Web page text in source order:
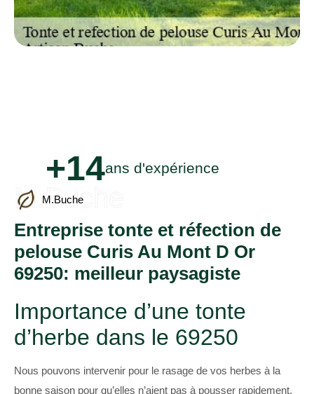
+14ans d'expérience
M.Buche
M.Buche
Entreprise tonte et réfection de
pelouse Curis Au Mont D Or
69250: meilleur paysagiste
Importance d’une tonte
d’herbe dans le 69250
Nous pouvons intervenir pour le rasage de vos herbes à la
bonne saison pour qu’elles n’aient pas à pousser rapidement.